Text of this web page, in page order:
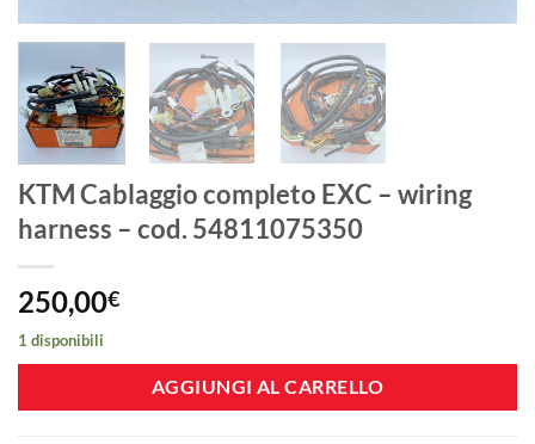
KTM Cablaggio completo EXC – wiring
harness – cod. 54811075350
250,00€
1 disponibili
AGGIUNGI AL CARRELLO